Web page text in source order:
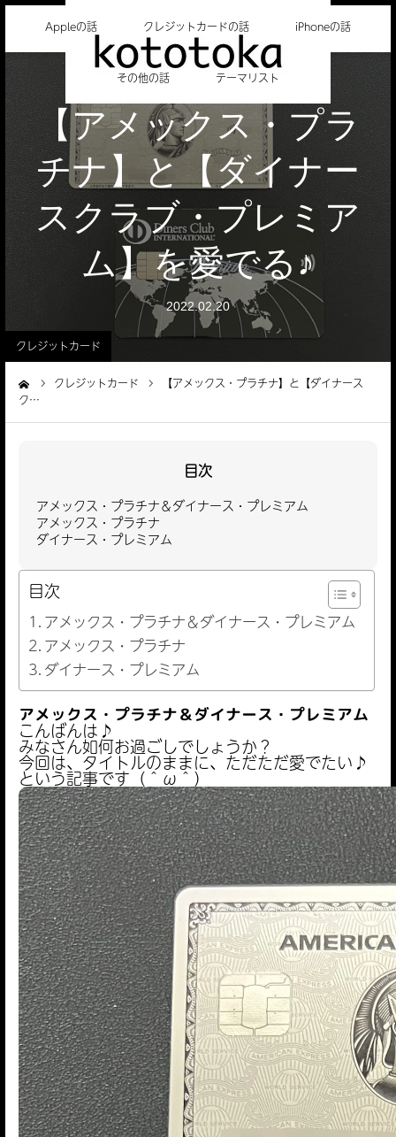
Appleの話 クレジットカードの話 iPhoneの話
その他の話 テーマリスト
【アメックス・プラ
チナ】と【ダイナー
スクラブ・プレミア
ム】を愛でる♪
2022.02.20
クレジットカード
クレジットカード
【アメックス・プラチナ】と【ダイナース
ク…
目次
アメックス・プラチナ＆ダイナース・プレミアム
アメックス・プラチナ
ダイナース・プレミアム
目次
アメックス・プラチナ＆ダイナース・プレミアム
アメックス・プラチナ
ダイナース・プレミアム
アメックス・プラチナ＆ダイナース・プレミアム
こんばんは♪
みなさん如何お過ごしでしょうか？
今回は、タイトルのままに、ただただ愛でたい♪
という記事です（＾ω＾）